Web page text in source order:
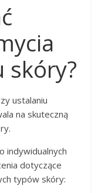
skóry?
ustalaniu
na skuteczną
indywidualnych
dotyczące
typów skóry: